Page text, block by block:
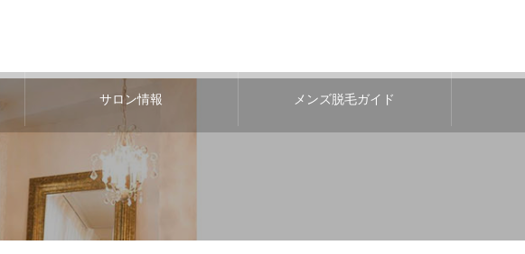
サロン情報 メンズ脱毛ガイド